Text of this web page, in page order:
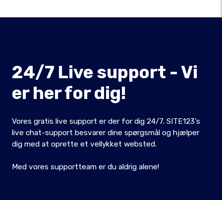
24/7 Live support - Vi
er her for dig!
Vores gratis live support er der for dig 24/7. SITE123's
live chat-support besvarer dine spørgsmål og hjælper
dig med at oprette et vellykket websted.
Med vores supportteam er du aldrig alene!